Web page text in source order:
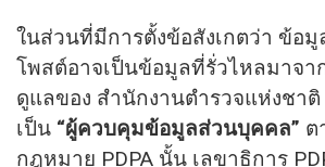
ในส่วนที่มีการตั้งข้อสังเกตว่า ข้อ
โพสต์อาจเป็นข้อมูลที่รั่วไหลมาจา
ดูแลของ สำนักงานตำรวจแห่งชา
เป็น “ผู้ควบคุมข้อมูลส่วนบุคคล” ต
กฎหมาย PDPA นั้น เลขาธิการ